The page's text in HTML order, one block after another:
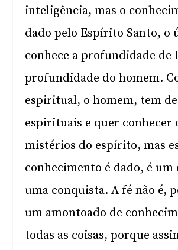
inteligência, mas o
dado pelo Espírito Santo, o
conhece a profundidade de
profundidade do homem.
espiritual, o homem, tem
espirituais e quer conhecer
mistérios do espírito, mas
conhecimento é dado, é um
uma conquista. A fé não é,
um amontoado de
todas as coisas, porque